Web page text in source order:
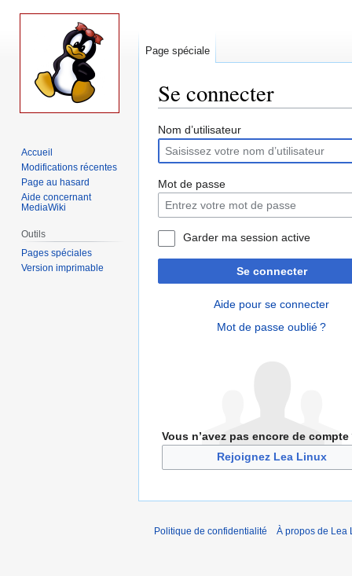
Se connecter
Aller
la
navigation
Aller
la
recherche
Nom d’utilisateur
Mot de passe
Garder ma session active
Se connecter
Aide pour se connecter
Mot de passe oublié ?
Vous n’avez pas encore de compte
Rejoignez Lea Linux
Page spéciale
Accueil
Modifications récentes
Page au hasard
Aide concernant
MediaWiki
Outils
Pages spéciales
Version imprimable
Politique de confidentialité À propos de Lea